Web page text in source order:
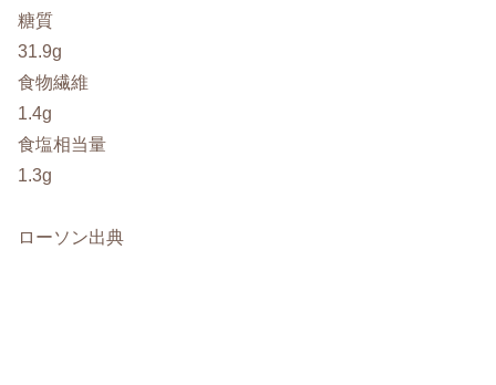
糖質
31.9g
食物繊維
1.4g
食塩相当量
1.3g
ローソン出典